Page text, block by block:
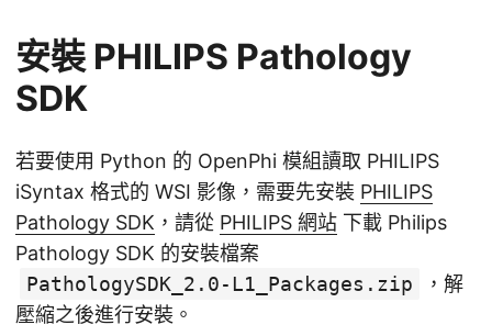
安裝 PHILIPS Pathology
SDK
若要使用 Python 的 OpenPhi 模組讀取 PHILIPS
iSyntax 格式的 WSI 影像，需要先安裝 PHILIPS
Pathology SDK ，請從 PHILIPS 網站 下載 Philips
Pathology SDK 的安裝檔案
PathologySDK_2.0-L1_Packages.zip
，解
壓縮之後進行安裝。